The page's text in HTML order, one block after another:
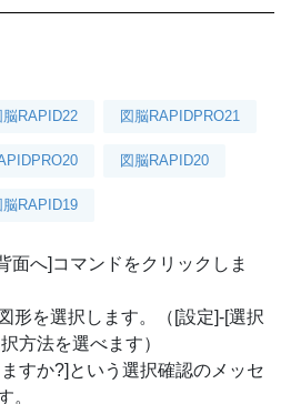
脳RAPID22 図脳RAPIDPRO21
図脳RAPID20
脳RAPID19
面へ]コマンドをクリックしま
形を選択します。（[設定]-[選択
方法を選べます）
すか?]という選択確認のメッセ
。